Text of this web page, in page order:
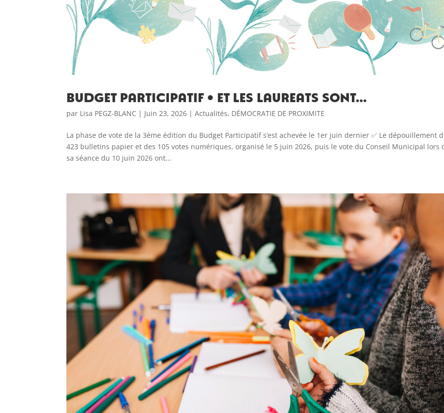
BUDGET PARTICIPATIF • ET LES LAUREATS SONT…
par Lisa PEGZ-BLANC | Juin 23, 2026 |Actualités, DÉMOCRATIE DE PROXIMITE
La phase de vote de la 3ème édition du Budget Participatif s’est achevée le 1er juin dernier ✅ Le dépouillement
423 bulletins papier et des 105 votes numériques, organisé le 5 juin 2026, puis le vote du Conseil Municipal lors
sa séance du 10 juin 2026 ont...